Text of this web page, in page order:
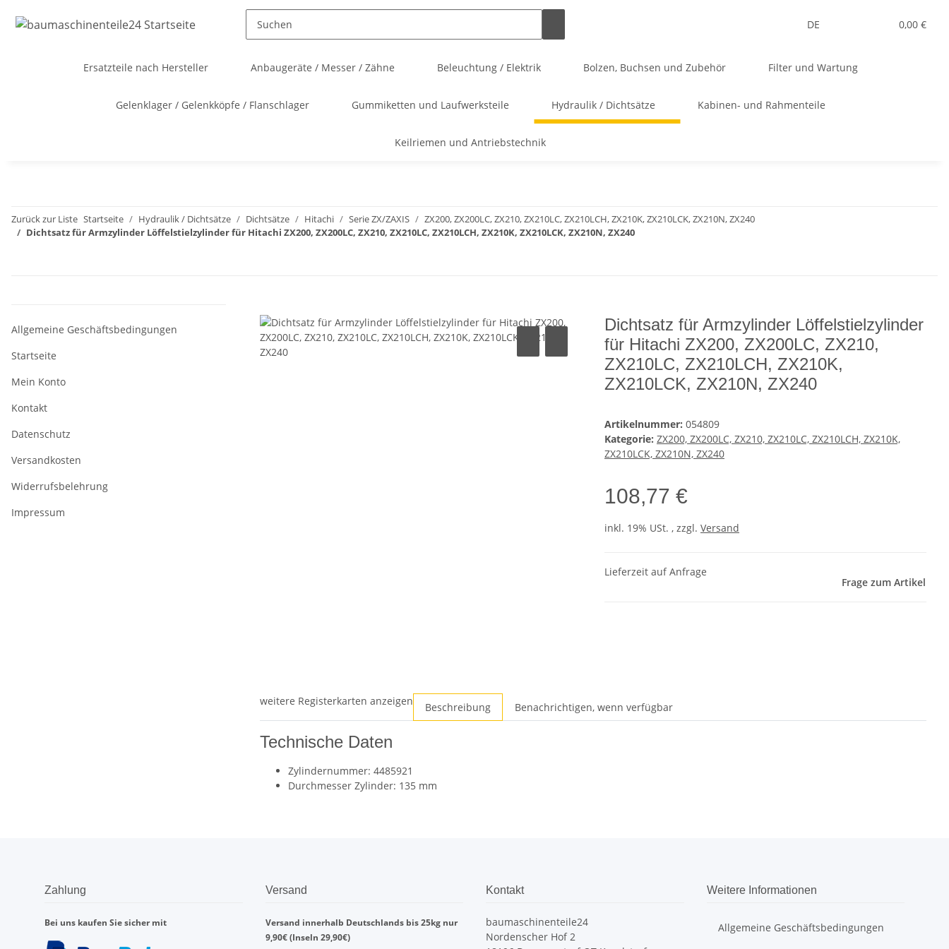
DE 0,00 €
Ersatzteile nach Hersteller Anbaugeräte / Messer / Zähne Beleuchtung / Elektrik Bolzen, Buchsen und Zubehör Filter und Wartung
Gelenklager / Gelenkköpfe / Flanschlager Gummiketten und Laufwerksteile Hydraulik / Dichtsätze Kabinen- und Rahmenteile
Keilriemen und Antriebstechnik
Zurück zur Liste Startseite Hydraulik / Dichtsätze Dichtsätze Hitachi Serie ZX/ZAXIS
ZX200, ZX200LC, ZX210, ZX210LC, ZX210LCH, ZX210K, ZX210LCK, ZX210N, ZX240
Dichtsatz für Armzylinder Löffelstielzylinder für Hitachi ZX200, ZX200LC, ZX210, ZX210LC, ZX210LCH, ZX210K, ZX210LCK, ZX210N, ZX240
Dichtsatz für Armzylinder Löffelstielzylinder
für Hitachi ZX200, ZX200LC, ZX210,
ZX210LC, ZX210LCH, ZX210K,
ZX210LCK, ZX210N, ZX240
Artikelnummer: 054809
Kategorie: ZX200, ZX200LC, ZX210, ZX210LC, ZX210LCH, ZX210K,
ZX210LCK, ZX210N, ZX240
108,77 €
inkl. 19% USt. , zzgl. Versand
Lieferzeit auf Anfrage
Frage zum Artikel
weitere Registerkarten anzeigen Beschreibung Benachrichtigen, wenn verfügbar
Technische Daten
Zylindernummer: 4485921
Durchmesser Zylinder: 135 mm
Allgemeine Geschäftsbedingungen
Startseite
Mein Konto
Kontakt
Datenschutz
Versandkosten
Widerrufsbelehrung
Impressum
Zahlung
Bei uns kaufen Sie sicher mit
Versand
Versand innerhalb Deutschlands bis 25kg nur
9,90€ (Inseln 29,90€)
Kontakt
baumaschinenteile24
Nordenscher Hof 2
Weitere Informationen
Allgemeine Geschäftsbedingungen